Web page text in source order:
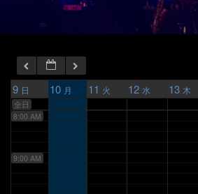
9 日 10 月 11 火 12 水 13 木
全日
6:00 AM
7:00 AM
8:00 AM
9:00 AM